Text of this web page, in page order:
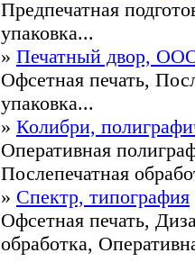
Предпечатная
упаковка...
» Печатный двор,
Офсетная печать,
упаковка...
» Колибри,
Оперативная
Послепечатная
» Спектр, типография
Офсетная печать,
обработка,